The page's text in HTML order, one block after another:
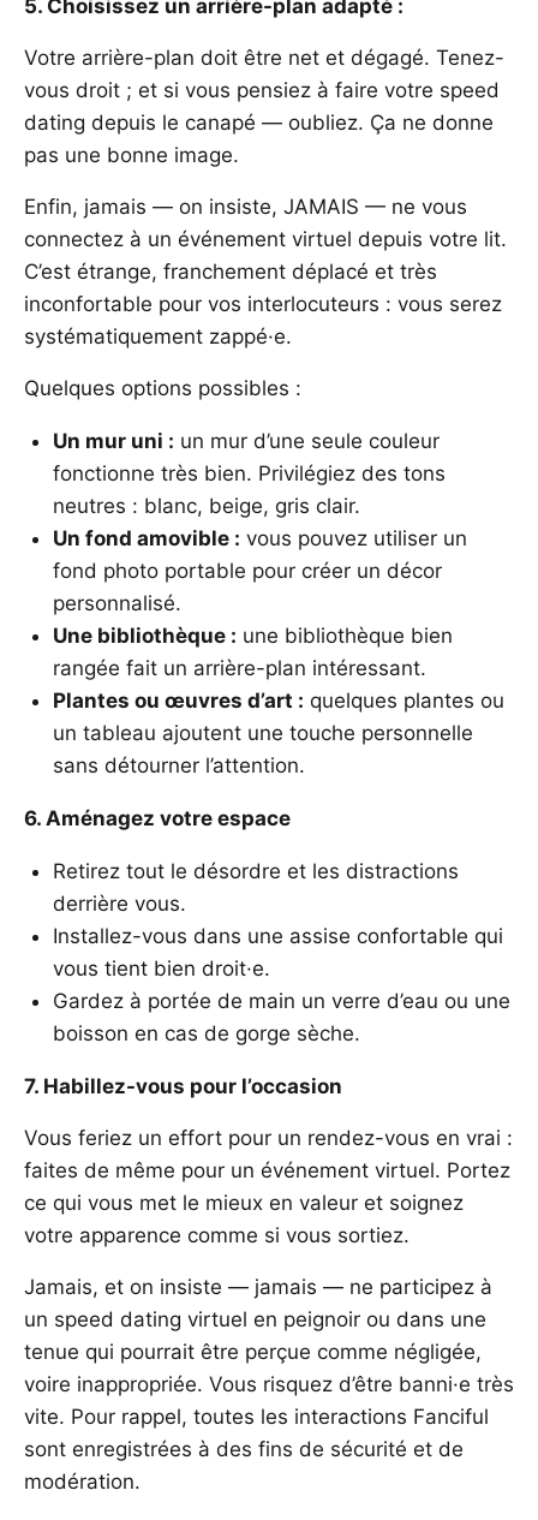
5. Choisissez un arrière-plan adapté :
Votre arrière-plan doit être net et dégagé. Tenez-
vous droit ; et si vous pensiez à faire votre speed
dating depuis le canapé — oubliez. Ça ne donne
pas une bonne image.
Enfin, jamais — on insiste, JAMAIS — ne vous
connectez à un événement virtuel depuis votre lit.
C’est étrange, franchement déplacé et très
inconfortable pour vos interlocuteurs : vous serez
systématiquement zappé·e.
Quelques options possibles :
Un mur uni : un mur d’une seule couleur
fonctionne très bien. Privilégiez des tons
neutres : blanc, beige, gris clair.
Un fond amovible : vous pouvez utiliser un
fond photo portable pour créer un décor
personnalisé.
Une bibliothèque : une bibliothèque bien
rangée fait un arrière-plan intéressant.
Plantes ou œuvres d’art : quelques plantes ou
un tableau ajoutent une touche personnelle
sans détourner l’attention.
6. Aménagez votre espace
Retirez tout le désordre et les distractions
derrière vous.
Installez-vous dans une assise confortable qui
vous tient bien droit·e.
Gardez à portée de main un verre d’eau ou une
boisson en cas de gorge sèche.
7. Habillez-vous pour l’occasion
Vous feriez un effort pour un rendez-vous en vrai :
faites de même pour un événement virtuel. Portez
ce qui vous met le mieux en valeur et soignez
votre apparence comme si vous sortiez.
Jamais, et on insiste — jamais — ne participez à
un speed dating virtuel en peignoir ou dans une
tenue qui pourrait être perçue comme négligée,
voire inappropriée. Vous risquez d’être banni·e très
vite. Pour rappel, toutes les interactions Fanciful
sont enregistrées à des fins de sécurité et de
modération.